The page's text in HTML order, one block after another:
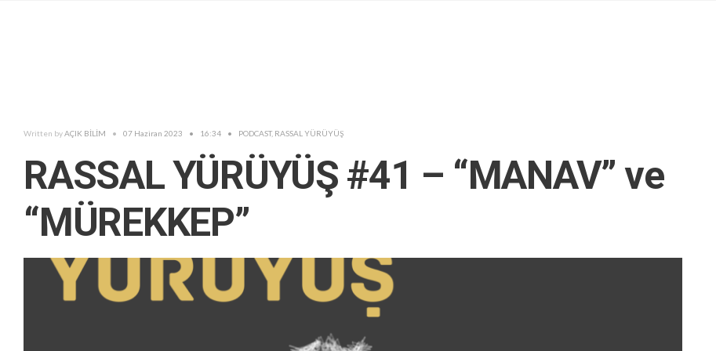
Written byAÇIK BİLİM • 07 Haziran 2023 • 16:34 • PODCAST, RASSAL YÜRÜYÜŞ
RASSAL YÜRÜYÜŞ #41 – “MANAV” ve
“MÜREKKEP”